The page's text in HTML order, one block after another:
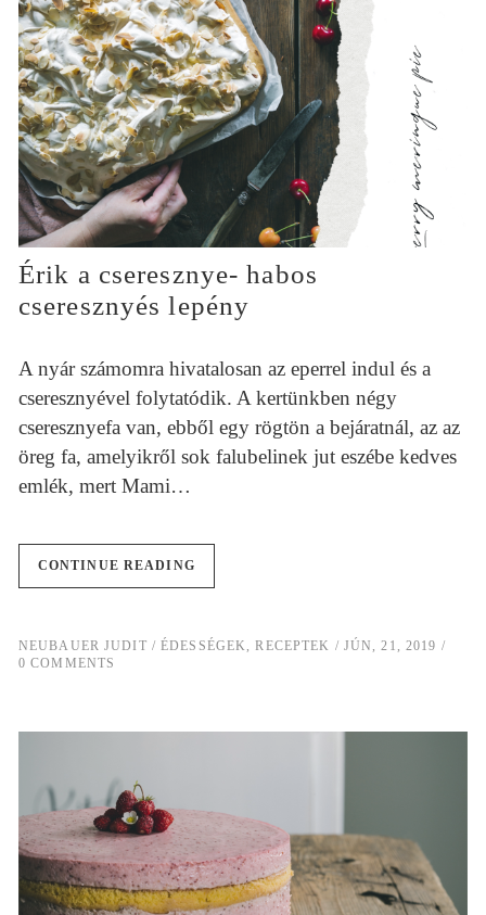
Érik a cseresznye- habos
cseresznyés lepény
A nyár számomra hivatalosan az eperrel indul és a
cseresznyével folytatódik. A kertünkben négy
cseresznyefa van, ebből egy rögtön a bejáratnál, az az
öreg fa, amelyikről sok falubelinek jut eszébe kedves
emlék, mert Mami…
CONTINUE READING
NEUBAUER JUDIT ÉDESSÉGEK ,RECEPTEK
JÚN, 21, 2019
0 COMMENTS